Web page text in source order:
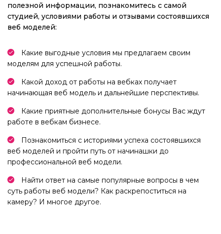
полезной информации, познакомитесь с самой
студией, условиями работы и отзывами состоявшихся
веб моделей:
Какие выгодные условия мы предлагаем своим
моделям для успешной работы.
Какой доход от работы на вебках получает
начинающая веб модель и дальнейшие перспективы.
Какие приятные дополнительные бонусы Вас ждут
работе в вебкам бизнесе.
Познакомиться с историями успеха состоявшихся
веб моделей и пройти путь от начинашки до
профессиональной веб модели.
Найти ответ на самые популярные вопросы в чем
суть работы веб модели? Как раскрепоститься на
камеру? И многое другое.